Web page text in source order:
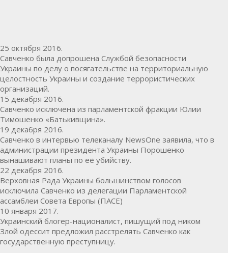
25 октября 2016.
Савченко была допрошена Службой безопасности
Украины по делу о посягательстве на территориальную
целостность Украины и создание террористических
организаций.
15 декабря 2016.
Савченко исключена из парламентской фракции Юлии
Тимошенко «Батькивщина».
19 декабря 2016.
Савченко в интервью телеканалу NewsOne заявила, что в
администрации президента Украины Порошенко
вынашивают планы по её убийству.
22 декабря 2016.
Верховная Рада Украины большинством голосов
исключила Савченко из делегации Парламентской
ассамблеи Совета Европы (ПАСЕ)
10 января 2017.
Украинский блогер-националист, пишущий под ником
Злой одессит предложил расстрелять Савченко как
государственную преступницу.